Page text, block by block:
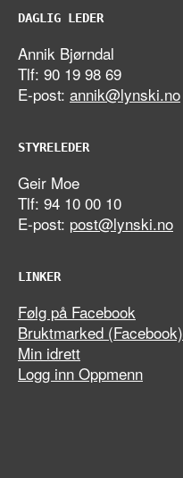
DAGLIG LEDER
Annik Bjørndal
Tlf: 90 19 98 69
E-post: annik@lynski.no
STYRELEDER
Geir Moe
Tlf: 94 10 00 10
E-post: post@lynski.no
LINKER
Følg på Facebook
Bruktmarked (Facebook)
Min idrett
Logg inn Oppmenn